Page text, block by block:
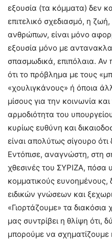
εξουσία (τα κόμματα) δεν
επιτελικό σχεδιασμό, η
ανθρώπων, είναι μόνο
εξουσία μόνο με
σπασμωδικά, επιπόλαια. Αν
ότι το πρόβλημα με τους
«χουλιγκάνους» ή όποια
μίσους για την κοινωνία
αρμοδιότητα του
κυρίως ευθύνη και
είναι απολύτως σίγουρο ότι
Εντόπισε, αναγνώστη, στη
χθεσινές του ΣΥΡΙΖΑ, πόσα
κομματικούς ευνοημένους,
ειδικών γνώσεων και
«Γιορτάζουμε» τα
μας συντρίβει η θλίψη ότι,
μπορούμε να